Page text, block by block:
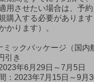
用させたい場合は、予
購入する必要がありま
かります）。
ミックパッケージ（国内
引き
年6月29日～7月5日
：2023年7月15日～9月